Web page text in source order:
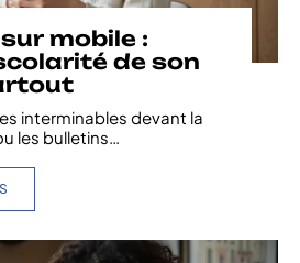
mobile :
de son
interminables devant la
les bulletins